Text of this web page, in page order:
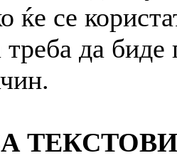
ќе се
да биде